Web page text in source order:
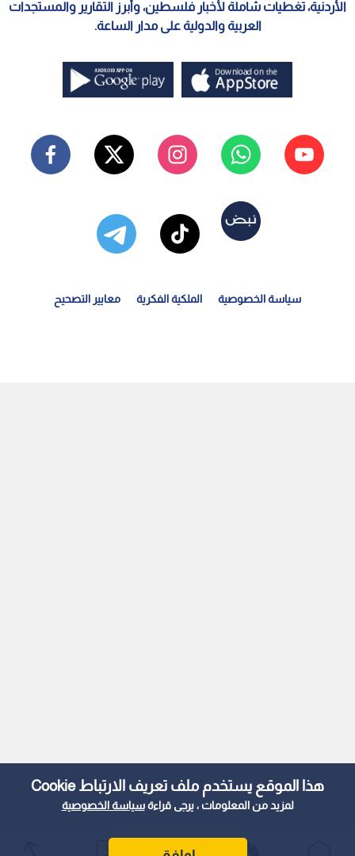
هذا الموقع يستخدم ملف تعريف الارتباط Cookie
لمزيد من المعلومات ، يرجى قراءةسياسة الخصوصية
الأردنية، تغطيات شاملة لأخبار فلسطين، وأبرز التقارير والمستجدات
العربية والدولية على مدار الساعة.
سياسة الخصوصية الملكية الفكرية معايير التصحيح